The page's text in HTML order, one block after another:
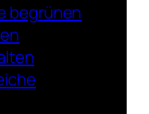
begrünen